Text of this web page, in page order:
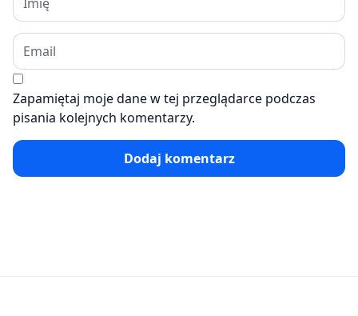
Zapamiętaj moje dane w tej przeglądarce podczas
pisania kolejnych komentarzy.
Dodaj komentarz